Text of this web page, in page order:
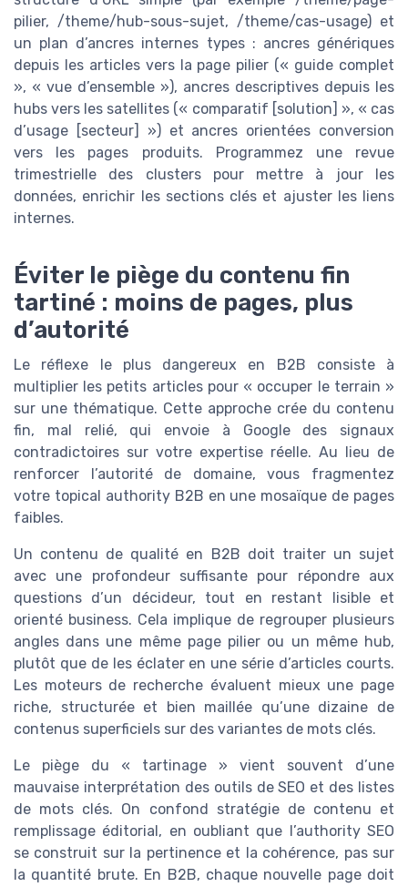
pilier, /theme/hub-sous-sujet, /theme/cas-usage) et
un plan d’ancres internes types : ancres génériques
depuis les articles vers la page pilier (« guide complet
», « vue d’ensemble »), ancres descriptives depuis les
hubs vers les satellites (« comparatif [solution] », « cas
d’usage [secteur] ») et ancres orientées conversion
vers les pages produits. Programmez une revue
trimestrielle des clusters pour mettre à jour les
données, enrichir les sections clés et ajuster les liens
internes.
Éviter le piège du contenu fin
tartiné : moins de pages, plus
d’autorité
Le réflexe le plus dangereux en B2B consiste à
multiplier les petits articles pour « occuper le terrain »
sur une thématique. Cette approche crée du contenu
fin, mal relié, qui envoie à Google des signaux
contradictoires sur votre expertise réelle. Au lieu de
renforcer l’autorité de domaine, vous fragmentez
votre topical authority B2B en une mosaïque de pages
faibles.
Un contenu de qualité en B2B doit traiter un sujet
avec une profondeur suffisante pour répondre aux
questions d’un décideur, tout en restant lisible et
orienté business. Cela implique de regrouper plusieurs
angles dans une même page pilier ou un même hub,
plutôt que de les éclater en une série d’articles courts.
Les moteurs de recherche évaluent mieux une page
riche, structurée et bien maillée qu’une dizaine de
contenus superficiels sur des variantes de mots clés.
Le piège du « tartinage » vient souvent d’une
mauvaise interprétation des outils de SEO et des listes
de mots clés. On confond stratégie de contenu et
remplissage éditorial, en oubliant que l’authority SEO
se construit sur la pertinence et la cohérence, pas sur
la quantité brute. En B2B, chaque nouvelle page doit